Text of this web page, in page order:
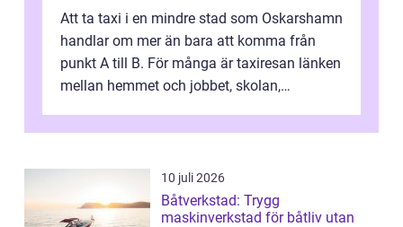
Att ta taxi i en mindre stad som Oskarshamn
handlar om mer än bara att komma från
punkt A till B. För många är taxiresan länken
mellan hemmet och jobbet, skolan,
10 juli 2026
Båtverkstad: Trygg
maskinverkstad för båtliv utan